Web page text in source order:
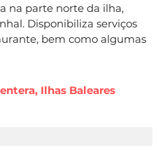
na parte norte da ilha,
Disponibiliza serviços
bem como algumas
Ilhas Baleares